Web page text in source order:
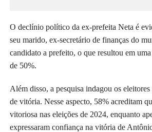
O declínio político da ex-prefeita Neta é
seu marido, ex-secretário de finanças do
candidato a prefeito, o que resultou em
de 50%.
Além disso, a pesquisa indagou os
de vitória. Nesse aspecto, 58% acreditam
vitoriosa nas eleições de 2024, enquanto
expressaram confiança na vitória de